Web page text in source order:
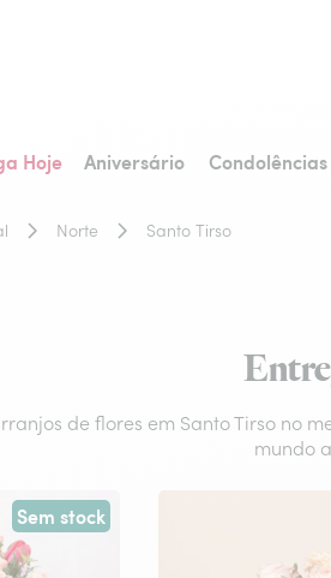
Hoje Aniversário Condolências
flores
Norte Santo Tirso
de flores em Santo Tirso no
mundo
Sem stock